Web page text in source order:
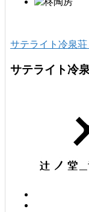
サテライト冷泉
サテライト冷